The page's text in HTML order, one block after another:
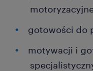
gotowości do
motywacji i